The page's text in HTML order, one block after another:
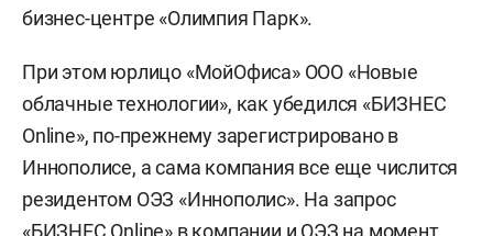
бизнес-центре «Олимпия Парк».
При этом юрлицо «МойОфиса» ООО «Новые
облачные технологии», как убедился «БИЗНЕС
Online», по-прежнему зарегистрировано в
Иннополисе, а сама компания все еще числится
резидентом ОЭЗ «Иннополис». На запрос